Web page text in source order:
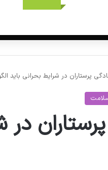
پرستاران در شرایط بحرانی باید
در